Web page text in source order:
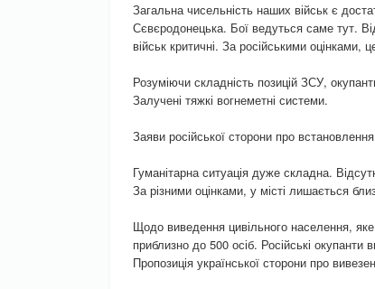
Загальна чисельність наших військ є
Сєвєродонецька. Бої ведуться саме тут.
військ критичні. За російськими оцінками,
Розуміючи складність позицій ЗСУ,
Залучені тяжкі вогнеметні системи.
Заяви російської сторони про
Гуманітарна ситуація дуже складна.
За різними оцінками, у місті лишається
Щодо виведення цивільного населення,
приблизно до 500 осіб. Російські
Пропозиція української сторони про